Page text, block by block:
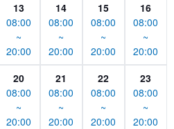
13
08:00
~
20:00
14
08:00
~
20:00
15
08:00
~
20:00
16
08:00
~
20:00
20
08:00
~
20:00
21
08:00
~
20:00
22
08:00
~
20:00
23
08:00
~
20:00